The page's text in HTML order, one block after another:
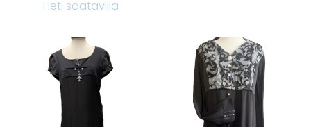
Heti saatavilla